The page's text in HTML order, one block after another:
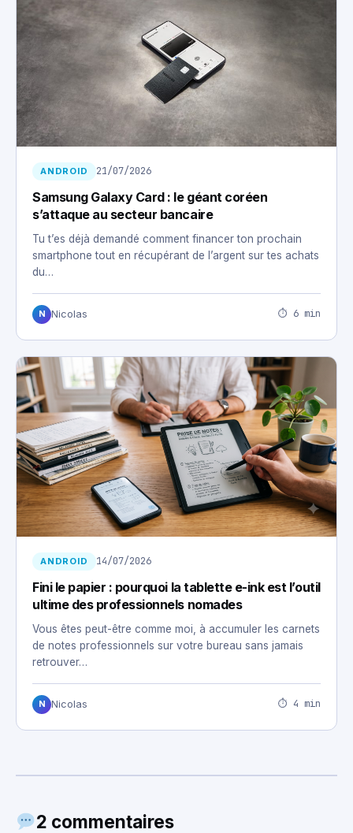
ANDROID 21/07/2026
Samsung Galaxy Card : le géant coréen
s’attaque au secteur bancaire
Tu t’es déjà demandé comment financer ton prochain
smartphone tout en récupérant de l’argent sur tes achats
du…
N Nicolas ⏱ 6 min
ANDROID 14/07/2026
Fini le papier : pourquoi la tablette e-ink est l’outil
ultime des professionnels nomades
Vous êtes peut-être comme moi, à accumuler les carnets
de notes professionnels sur votre bureau sans jamais
retrouver…
N Nicolas ⏱ 4 min
2 commentaires